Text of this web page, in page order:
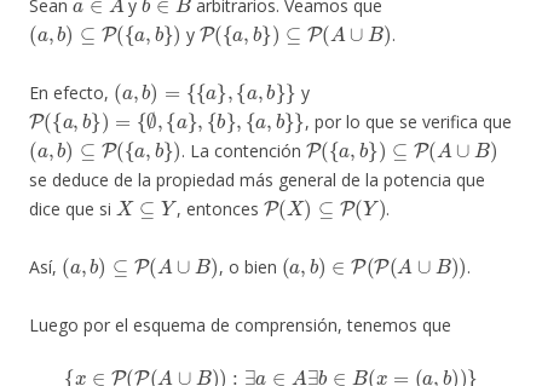
Sean y arbitrarios. Veamos que
(a,b)⊆ P({a,b} )
y
P({a,b})⊆ P(A∪B)
.
En efecto,
(a b) a} {a b
y
P({a,b})= {∅,{a }, b},{a b}}
, por lo que se verifica que
(a,b)⊆P ({ a ,b})
. La contención
P({a ,b})⊆ P(A∪B)
se deduce de la propiedad más general de la potencia que
dice que si
X⊆Y
, entonces
P(X)⊆P(Y)
.
Así,
(a b) (A ∪ B
, o bien
(a b) (P(A ∪ B
.
Luego por el esquema de comprensión, tenemos que
{x∈P( P A ∪B) :∃a∈A ∃b∈B (x=(a b))}